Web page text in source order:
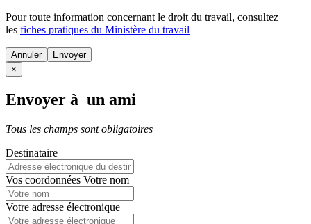
Pour toute information concernant le droit du travail, consultez
les fiches pratiques du Ministère du travail
Annuler
×
Envoyer à un ami
Tous les champs sont obligatoires
Destinataire
Vos coordonnées Votre nom
Votre adresse électronique